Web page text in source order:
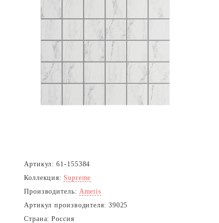
Артикул: 61-155384
Коллекция: Supreme
Производитель: Ametis
Артикул производителя: 39025
Страна: Россия